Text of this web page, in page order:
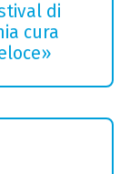
di
cura